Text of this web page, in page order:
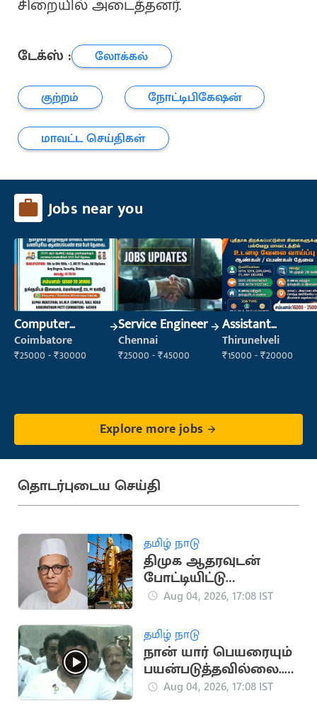
சிறையில் அடைத்தனர்.
டேக்ஸ் :
லோக்கல்
குற்றம்
நோட்டிபிகேஷன்
மாவட்ட செய்திகள்
Jobs near you
Computer
Operator
Coimbatore
₹25000 - ₹30000
Service Engineer
Chennai
₹25000 - ₹45000
Assistant
Manager
Thirunelveli
₹15000 - ₹20000
Explore more jobs
தொடர்புடைய செய்தி
தமிழ் நாடு
திமுக ஆதரவுடன்
போட்டியிட்டு
காங்கிரசுடன்
கட்சி
Aug 04, 2026, 17:08 IST
தமிழ் நாடு
நான் யார் பெயரையும்
பயன்படுத்தவில்லை..
உதயநிதி ஸ்டாலின்
Aug 04, 2026, 17:08 IST